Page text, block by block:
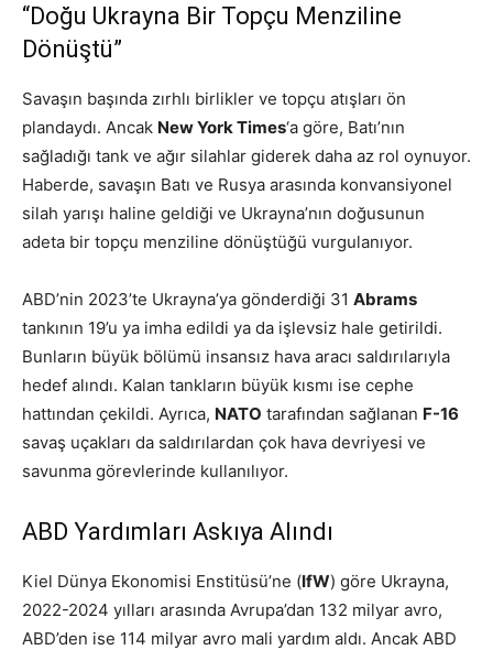
“Doğu Ukrayna Bir Topçu Menziline
Dönüştü”
Savaşın başında zırhlı birlikler ve topçu atışları ön
plandaydı. Ancak New York Times‘a göre, Batı’nın
sağladığı tank ve ağır silahlar giderek daha az rol oynuyor.
Haberde, savaşın Batı ve Rusya arasında konvansiyonel
silah yarışı haline geldiği ve Ukrayna’nın doğusunun
adeta bir topçu menziline dönüştüğü vurgulanıyor.
ABD’nin 2023’te Ukrayna’ya gönderdiği 31 Abrams
tankının 19’u ya imha edildi ya da işlevsiz hale getirildi.
Bunların büyük bölümü insansız hava aracı saldırılarıyla
hedef alındı. Kalan tankların büyük kısmı ise cephe
hattından çekildi. Ayrıca, NATO tarafından sağlanan F-16
savaş uçakları da saldırılardan çok hava devriyesi ve
savunma görevlerinde kullanılıyor.
ABD Yardımları Askıya Alındı
Kiel Dünya Ekonomisi Enstitüsü’ne (IfW) göre Ukrayna,
2022-2024 yılları arasında Avrupa’dan 132 milyar avro,
ABD’den ise 114 milyar avro mali yardım aldı. Ancak ABD